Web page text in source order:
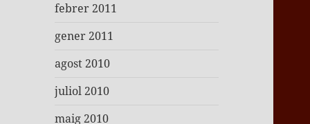
febrer 2011
gener 2011
agost 2010
juliol 2010
maig 2010